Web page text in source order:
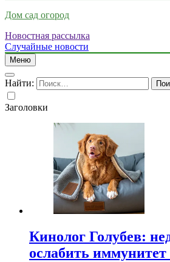
Дом сад огород
Новостная рассылка
Случайные новости
Меню
Найти:
Заголовки
Кинолог Голубев:
ослабить иммунитет